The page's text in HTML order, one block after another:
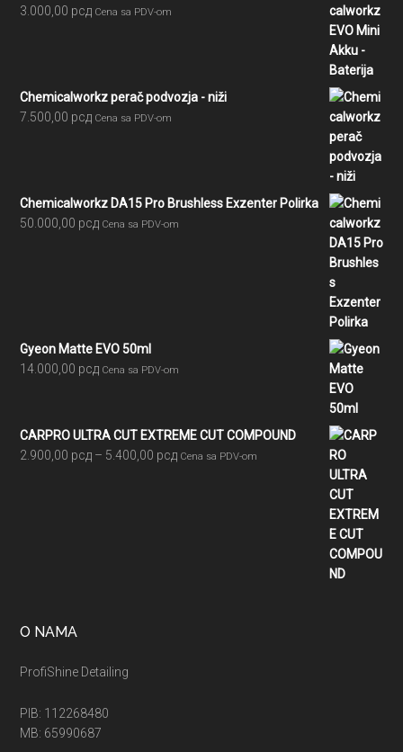
3.000,00 рсд Cena sa PDV-om
Chemicalworkz perač podvozja - niži
7.500,00 рсд Cena sa PDV-om
Chemicalworkz DA15 Pro Brushless Exzenter Polirka
50.000,00 рсд Cena sa PDV-om
Gyeon Matte EVO 50ml
14.000,00 рсд Cena sa PDV-om
CARPRO ULTRA CUT EXTREME CUT COMPOUND
2.900,00 рсд – 5.400,00 рсдRaspon
Cena sa PDV-om
O NAMA
ProfiShine Detailing
PIB: 112268480
MB: 65990687